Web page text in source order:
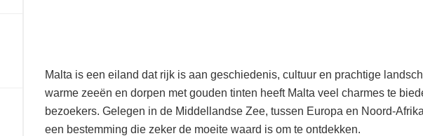
Malta is een eiland dat rijk is aan geschiedenis, cultuur en prachtige
warme zeeën en dorpen met gouden tinten heeft Malta veel charmes te
bezoekers. Gelegen in de Middellandse Zee, tussen Europa en Noord-
een bestemming die zeker de moeite waard is om te ontdekken.